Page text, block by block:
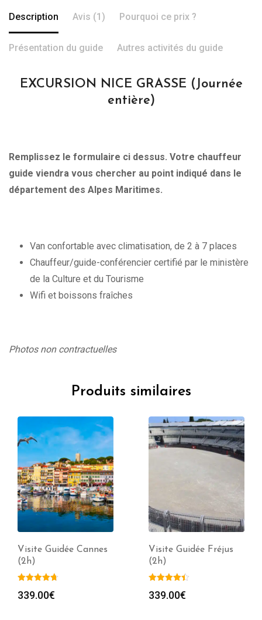
Description Avis (1) Pourquoi ce prix ?
Présentation du guide Autres activités du guide
EXCURSION NICE GRASSE (Journée
entière)
Remplissez le formulaire ci dessus. Votre chauffeur
guide viendra vous chercher au point indiqué dans le
département des Alpes Maritimes.
Van confortable avec climatisation, de 2 à 7 places
Chauffeur/guide-conférencier certifié par le ministère
de la Culture et du Tourisme
Wifi et boissons fraîches
Photos non contractuelles
Produits similaires
Visite Guidée Cannes
(2h)
339.00€
Visite Guidée Fréjus
(2h)
339.00€